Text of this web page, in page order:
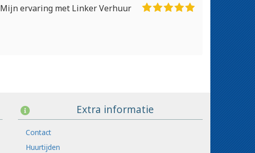
Mijn ervaring met Linker Verhuur
Extra informatie
Contact
Huurtijden